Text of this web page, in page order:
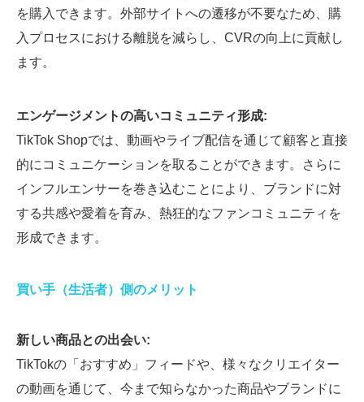
を購入できます。外部サイトへの遷移が不要なため、購
入プロセスにおける離脱を減らし、CVRの向上に貢献し
ます。
エンゲージメントの高いコミュニティ形成:
TikTok Shopでは、動画やライブ配信を通じて顧客と直接
的にコミュニケーションを取ることができます。さらに
インフルエンサーを巻き込むことにより、ブランドに対
する共感や愛着を育み、熱狂的なファンコミュニティを
形成できます。
買い手（生活者）側のメリット
新しい商品との出会い:
TikTokの「おすすめ」フィードや、様々なクリエイター
の動画を通じて、今まで知らなかった商品やブランドに